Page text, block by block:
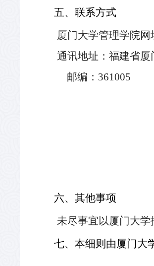
五、联系方式
厦门大学管理学院网
通讯地址：福建省
邮编： 361005
六、其他事项
未尽事宜以厦门大学
七、本细则由厦门大